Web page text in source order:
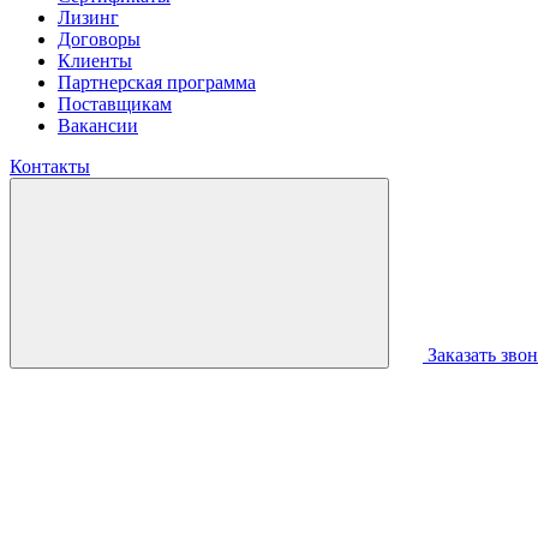
Лизинг
Договоры
Клиенты
Партнерская программа
Поставщикам
Вакансии
Контакты
Заказать